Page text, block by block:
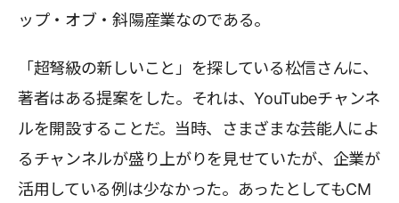
ップ・オブ・斜陽産業なのである。
「超弩級の新しいこと」を探している松信さんに、
著者はある提案をした。それは、YouTubeチャンネ
ルを開設することだ。当時、さまざまな芸能人によ
るチャンネルが盛り上がりを見せていたが、企業が
活用している例は少なかった。あったとしてもCM